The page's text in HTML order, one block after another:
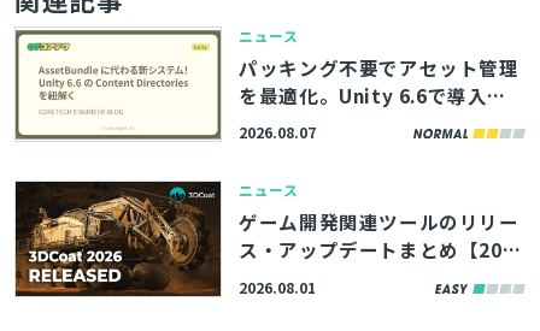
ニュース
パッキング不要でアセット管理
を最適化。Unity 6.6で導入さ
れる「Content Directories」
2026.08.07
ニュース
ゲーム開発関連ツールのリリー
ス・アップデートまとめ【202
6/8/1】
2026.08.01